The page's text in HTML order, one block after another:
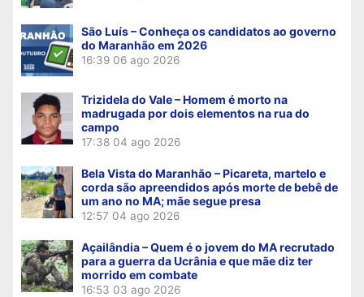
São Luís – Conheça os candidatos ao governo
do Maranhão em 2026
16:39 06 ago 2026
Trizidela do Vale – Homem é morto na
madrugada por dois elementos na rua do
campo
17:38 04 ago 2026
Bela Vista do Maranhão – Picareta, martelo e
corda são apreendidos após morte de bebê de
um ano no MA; mãe segue presa
12:57 04 ago 2026
Açailândia – Quem é o jovem do MA recrutado
para a guerra da Ucrânia e que mãe diz ter
morrido em combate
16:53 03 ago 2026